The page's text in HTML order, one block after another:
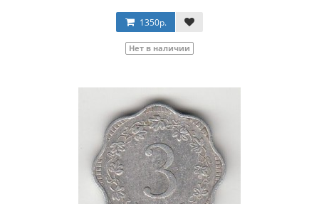
1350р.
Нет в наличии